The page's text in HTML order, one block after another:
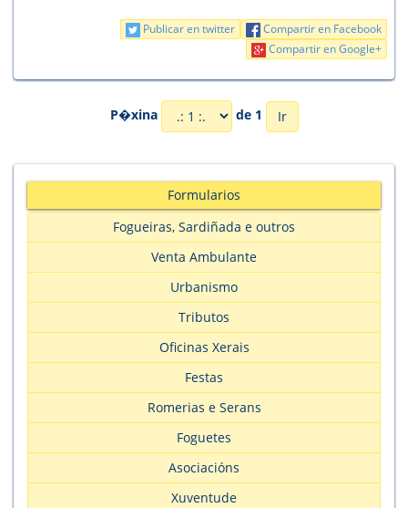
Compartir en Facebook
Publicar en twitter
Compartir en Google+
P�xina de 1
Formularios
Fogueiras, Sardiñada e outros
Venta Ambulante
Urbanismo
Tributos
Oficinas Xerais
Festas
Romerias e Serans
Foguetes
Asociacións
Xuventude